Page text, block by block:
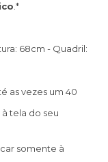
.*
68cm - Quadril:
as vezes um 40
tela do seu
somente à